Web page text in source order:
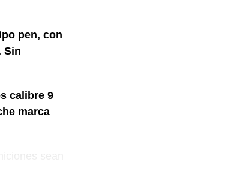
pen, con
Sin
calibre 9
marca